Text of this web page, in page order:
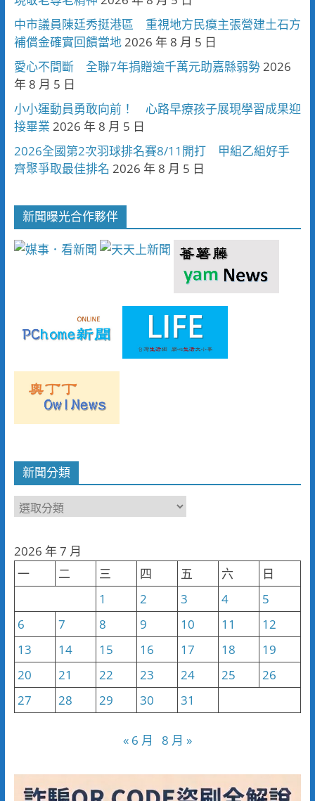
中市議員陳廷秀挺港區 重視地方民瘼主張營建土石方
補償金確實回饋當地2026 年 8 月 5 日
愛心不間斷 全聯7年捐贈逾千萬元助嘉縣弱勢2026
年 8 月 5 日
小小運動員勇敢向前！ 心路早療孩子展現學習成果迎
接畢業 2026 年 8 月 5 日
2026全國第2次羽球排名賽8/11開打 甲組乙組好手
齊聚爭取最佳排名 2026 年 8 月 5 日
新聞曝光合作夥伴
新聞分類
新
類
2026 年 7 月
一
二 三 四 五 六
日
1
2 3 4
5
6
7 8 9 10 11
12
13
14 15 16 17 18
19
20
21 22 23 24 25
26
27
28 29 30 31
« 6 月 8 月 »